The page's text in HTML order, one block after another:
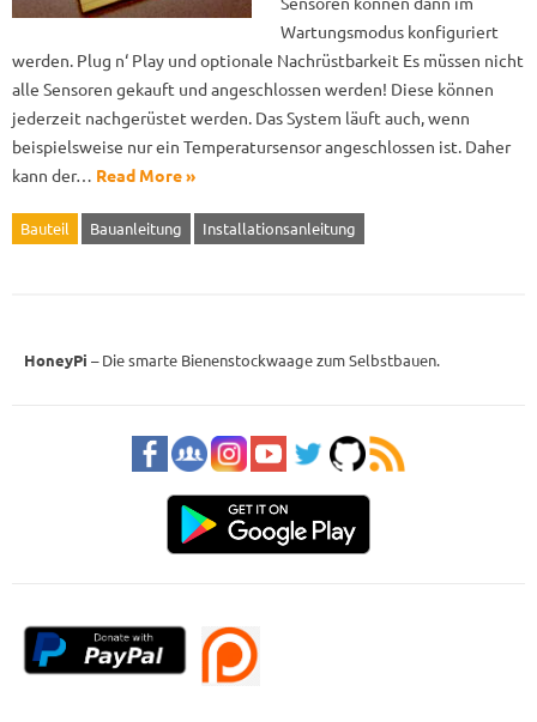
Wartungsmodus konfiguriert
werden. Plug n‘ Play und optionale Nachrüstbarkeit Es müssen nicht
alle Sensoren gekauft und angeschlossen werden! Diese können
jederzeit nachgerüstet werden. Das System läuft auch, wenn
beispielsweise nur ein Temperatursensor angeschlossen ist. Daher
kann der… Read More »
Bauteil Bauanleitung Installationsanleitung
HoneyPi – Die smarte Bienenstockwaage zum Selbstbauen.